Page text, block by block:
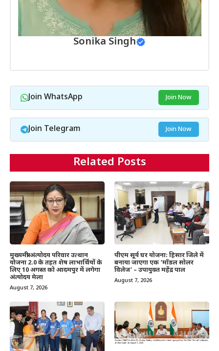
Sonika Singh
Join WhatsApp Join Now
Join Telegram Join Now
Related Posts
मुख्यमंत्री अंत्योदय परिवार उत्थान
योजना 2.0 के तहत शेष लाभार्थियों के
लिए 10 अगस्त को आदमपुर में लगेगा
अंत्योदय मेला
August 7, 2026
पीएम सूर्य घर योजना: हिसार जिले में
बनाया जाएगा एक ‘मॉडल सोलर
विलेज’ – उपायुक्त महेंद्र पाल
August 7, 2026